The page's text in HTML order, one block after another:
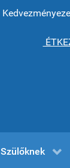
Szülőknek